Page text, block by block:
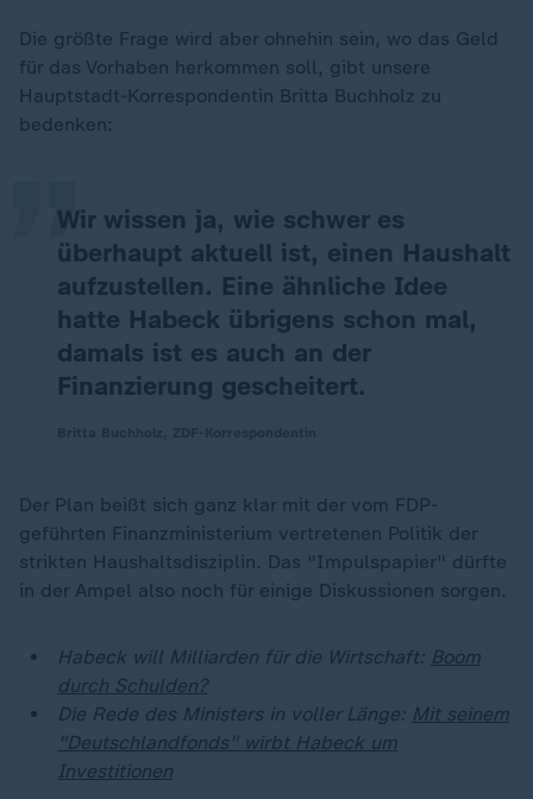
Die größte Frage wird aber ohnehin sein, wo das Geld
für das Vorhaben herkommen soll, gibt unsere
Hauptstadt-Korrespondentin Britta Buchholz zu
bedenken:
Wir wissen ja, wie schwer es
überhaupt aktuell ist, einen Haushalt
aufzustellen. Eine ähnliche Idee
hatte Habeck übrigens schon mal,
damals ist es auch an der
Finanzierung gescheitert.
„
Der Plan beißt sich ganz klar mit der vom FDP-
geführten Finanzministerium vertretenen Politik der
strikten Haushaltsdisziplin. Das "Impulspapier" dürfte
in der Ampel also noch für einige Diskussionen sorgen.
Habeck will Milliarden für die Wirtschaft: Boom
durch Schulden?
Die Rede des Ministers in voller Länge: Mit seinem
"Deutschlandfonds" wirbt Habeck um
Investitionen